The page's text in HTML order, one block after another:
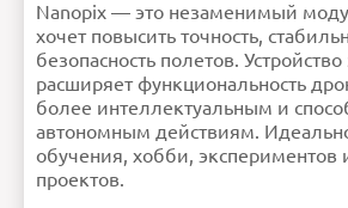
Nanopix — это незаменимый
хочет повысить точность,
безопасность полетов.
расширяет функциональность
более интеллектуальным и
автономным действиям.
обучения, хобби,
проектов.